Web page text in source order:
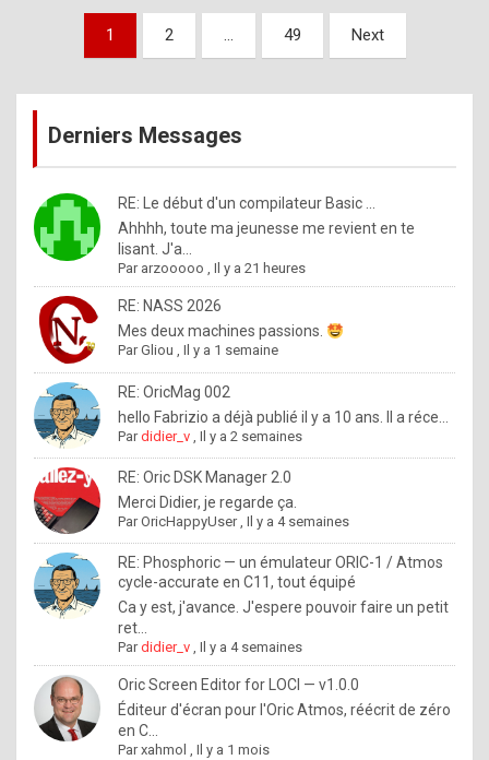
a
%
m
a
d
b
y
o
l
e
x
.
I
f
y
o
u
w
Pagination
publications
1 2 … 49 Next
Derniers Messages
RE: Le début d'un compilateur Basic ...
Ahhhh, toute ma jeunesse me revient en te
lisant. J'a...
Par arzooooo ,Il y a 21 heures
RE: NASS 2026
Mes deux machines passions.
ParGliou ,Il y a 1 semaine
RE: OricMag 002
hello Fabrizio a déjà publié il y a 10 ans. Il a réce...
Pardidier_v ,Il y a 2 semaines
RE: Oric DSK Manager 2.0
Merci Didier, je regarde ça.
ParOricHappyUser,Il y a 4 semaines
RE: Phosphoric — un émulateur ORIC-1 / Atmos
cycle-accurate en C11, tout équipé
Ca y est, j'avance. J'espere pouvoir faire un petit
ret...
Pardidier_v ,Il y a 4 semaines
Oric Screen Editor for LOCI — v1.0.0
Éditeur d'écran pour l'Oric Atmos, réécrit de zéro
en C...
Parxahmol ,Il y a 1 mois